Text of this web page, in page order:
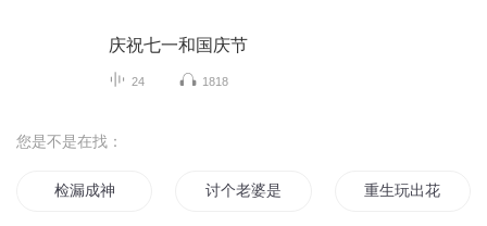
庆祝七一和国庆节
24 1818
您是不是在找：
检漏成神 讨个老婆是明星 重生玩出花样